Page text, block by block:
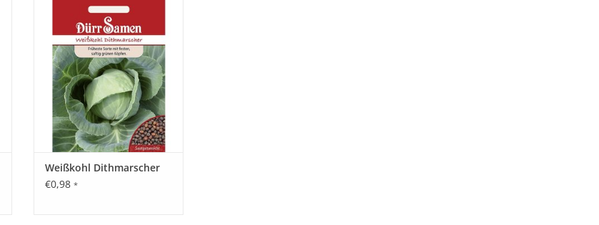
bewährter Dauerkohl, der auch
bei längerer Lagerung grün bleibt.
ZUM WARENKORB HINZUFÜGEN
Weißkohl Dithmarscher
€0,98 *